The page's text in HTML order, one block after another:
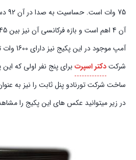
75
آن 4 اهم است و بازه فرکانسی آن نیز بین 45 تا 2000 هرتز است.
آمپ موجود در این پکیج نیز دارای 1600 وات توان است.
شرکتدکتر اسپرت برای پنج نفر اولی که
ساخت شرکت تورنادو پنل ثابت را نیز به
در زیر میتوانید عکس های این پکیج را